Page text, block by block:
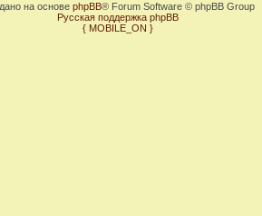
на основе phpBB® Forum Software © phpBB Group
Русская поддержка phpBB
{ MOBILE_ON }